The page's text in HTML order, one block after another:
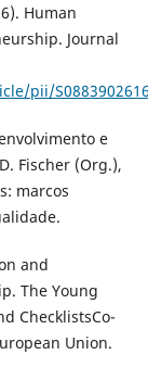
Human
Journal
pii/
e
Fischer (Org.),
marcos
and
The Young
ChecklistsCo-
Union.